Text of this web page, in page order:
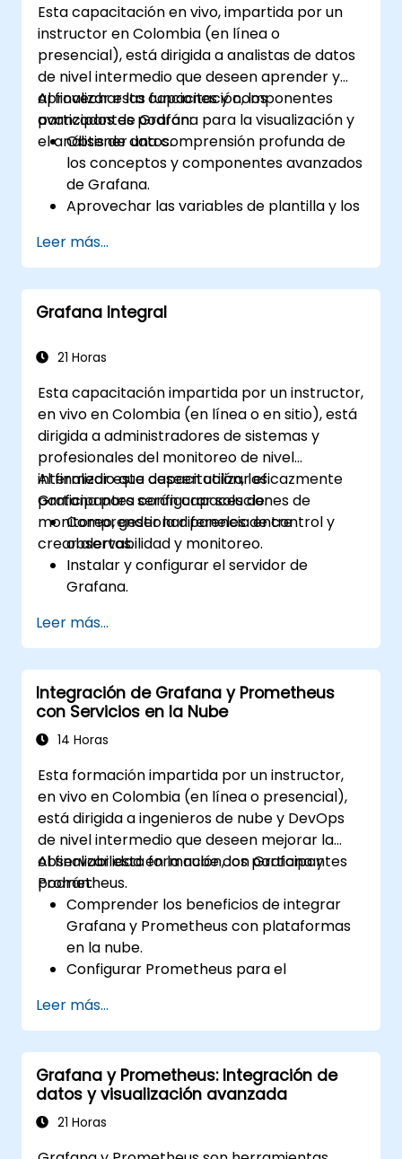
Esta capacitación en vivo, impartida por un
instructor en Colombia (en línea o
presencial), está dirigida a analistas de datos
de nivel intermedio que deseen aprender y
aprovechar las funciones y componentes
avanzados de Grafana para la visualización y
el análisis de datos.
Al finalizar esta capacitación, los
participantes podrán:
Obtener una comprensión profunda de
los conceptos y componentes avanzados
de Grafana.
Aprovechar las variables de plantilla y los
visualización de datos.
Utilizar el lenguaje de consulta de Grafana
(Grafana Query Language) para realizar
consultas complejas.
escalar Grafana, optimizar el rendimiento
Leer más...
Grafana Integral
21 Horas
Esta capacitación impartida por un instructor,
en vivo en Colombia (en línea o en sitio), está
dirigida a administradores de sistemas y
profesionales del monitoreo de nivel
intermedio que deseen utilizar eficazmente
Grafana para configurar soluciones de
monitoreo, gestionar paneles de control y
crear alertas.
Al finalizar esta capacitación, los
participantes serán capaces de:
Comprender la diferencia entre
observabilidad y monitoreo.
Instalar y configurar el servidor de
Grafana.
de datos como Prometheus, InfluxDB y
ElasticSearch.
Crear, gestionar y personalizar paneles
de control y gráficos.
Utilizar variables y consultas para crear
paneles de control dinámicos.
través de Grafana.
Instalar y gestionar complementos para
ampliar la funcionalidad de Grafana.
Leer más...
Integración de Grafana y Prometheus
con Servicios en la Nube
14 Horas
Esta formación impartida por un instructor,
en vivo en Colombia (en línea o presencial),
está dirigida a ingenieros de nube y DevOps
de nivel intermedio que deseen mejorar la
observabilidad en la nube con Grafana y
Prometheus.
Al finalizar esta formación, los participantes
podrán:
Comprender los beneficios de integrar
Grafana y Prometheus con plataformas
en la nube.
Configurar Prometheus para el
nube.
Configurar Grafana para visualizar
métricas de servicios en la nube.
Aprovechar herramientas e
integraciones nativas de la nube para
escalar el monitoreo.
Leer más...
Grafana y Prometheus: Integración de
datos y visualización avanzada
21 Horas